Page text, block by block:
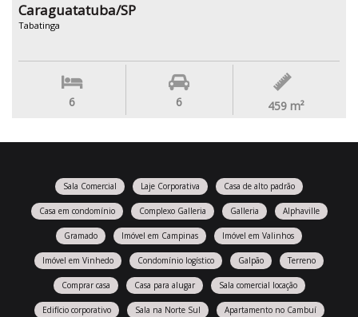
Caraguatatuba/SP
Tabatinga
6 6 459 m²
Sala Comercial Laje Corporativa Casa de alto padrão
Casa em condomínio Complexo Galleria Galleria Alphaville
Gramado Imóvel em Campinas Imóvel em Valinhos
Imóvel em Vinhedo Condomínio logístico Galpão Terreno
Comprar casa Casa para alugar Sala comercial locação
Edifício corporativo Sala na Norte Sul Apartamento no Cambuí